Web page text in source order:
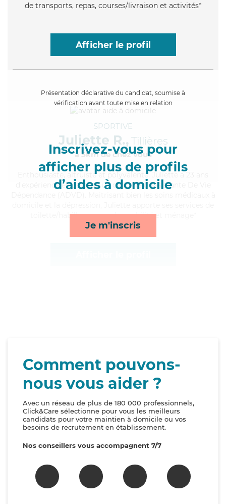
de transports, repas, courses/livraison et activités*
Afficher le profil
Présentation déclarative du candidat, soumise à
vérification avant toute mise en relation
Inscrivez-vous pour
afficher plus de profils
d’aides à domicile
Je m'inscris
SPORTIVE
Juliette R., Tillières
à 5km de chez Vous
, altruiste et polyvalente, Juliette a 23 ans
d'expérience et possède un diplôme d'Assistante De Vie
toilette/habillage, rappels, mobilité et ménage*
Comment pouvons-
nous vous aider ?
Avec un réseau de plus de 180 000 professionnels,
Click&Care sélectionne pour vous les meilleurs
candidats pour votre maintien à domicile ou vos
besoins de recrutement en établissement.
Nos conseillers vous accompagnent 7/7